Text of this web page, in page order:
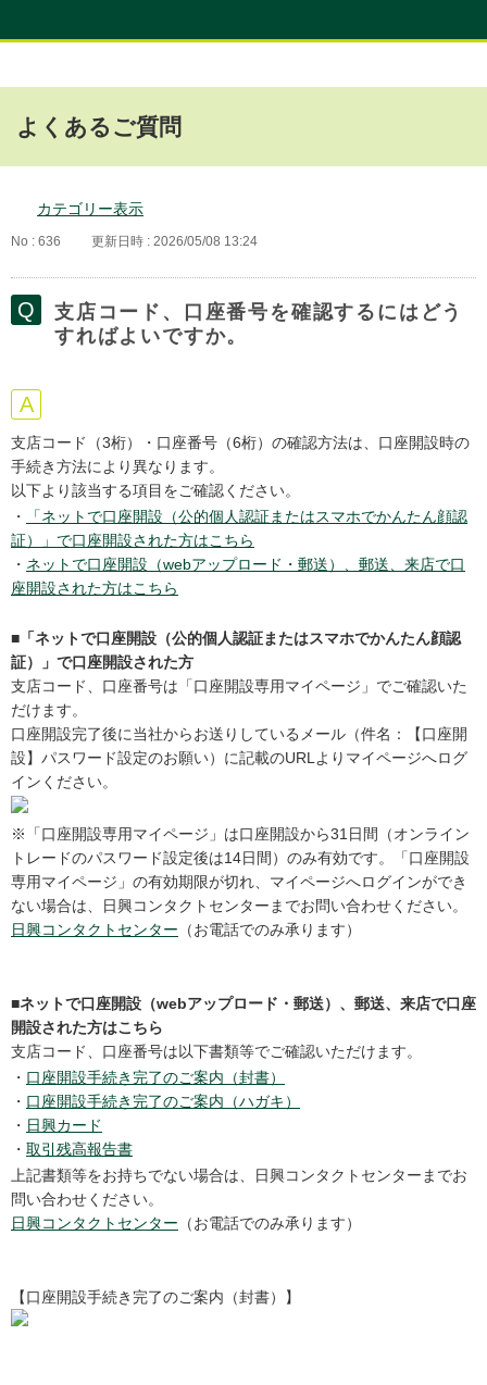
よくあるご質問
カテゴリー表示
No : 636 更新日時 : 2026/05/08 13:24
支店コード、口座番号を確認するにはどう
すればよいですか。
支店コード（3桁）・口座番号（6桁）の確認方法は、口座開設時の
手続き方法により異なります。
以下より該当する項目をご確認ください。
・
「ネットで口座開設（公的個人認証またはスマホでかんたん顔認
証）」で口座開設された方はこちら
・ ネットで口座開設（webアップロード・郵送）、郵送、来店で口
座開設された方はこちら
■「ネットで口座開設（公的個人認証またはスマホでかんたん顔認
証）」で口座開設された方
支店コード、口座番号は「口座開設専用マイページ」でご確認いた
だけます。
口座開設完了後に当社からお送りしているメール（件名：【口座開
設】パスワード設定のお願い）に記載のURLよりマイページへログ
インください。
※「口座開設専用マイページ」は口座開設から31日間（オンライン
トレードのパスワード設定後は14日間）のみ有効です。「口座開設
専用マイページ」の有効期限が切れ、マイページへログインができ
ない場合は、日興コンタクトセンターまでお問い合わせください。
日興コンタクトセンター （お電話でのみ承ります）
■ネットで口座開設（webアップロード・郵送）、郵送、来店で口座
開設された方はこちら
支店コード、口座番号は以下書類等でご確認いただけます。
・ 口座開設手続き完了のご案内（封書）
・ 口座開設手続き完了のご案内（ハガキ）
・ 日興カード
・ 取引残高報告書
上記書類等をお持ちでない場合は、日興コンタクトセンターまでお
問い合わせください。
日興コンタクトセンター （お電話でのみ承ります）
【口座開設手続き完了のご案内（封書）】